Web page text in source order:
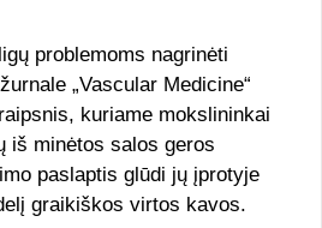
problemoms nagrinėti
„Vascular Medicine“
kuriame mokslininkai
iš minėtos salos geros
paslaptis glūdi jų įprotyje
graikiškos virtos kavos.